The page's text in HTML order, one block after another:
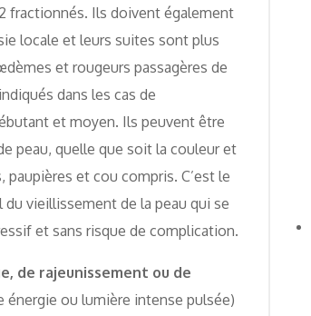
fractionnés. Ils doivent également
locale et leurs suites sont plus
et rougeurs passagères de
dans les cas de
et moyen. Ils peuvent être
peau, quelle que soit la couleur et
et cou compris. C’est le
vieillissement de la peau qui se
et sans risque de complication.
de rajeunissement ou de
énergie ou lumière intense pulsée)